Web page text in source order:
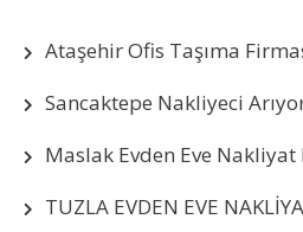
Ataşehir Ofis Taşıma
Sancaktepe Nakliyeci
Maslak Evden Eve Nakliyat
TUZLA EVDEN EVE